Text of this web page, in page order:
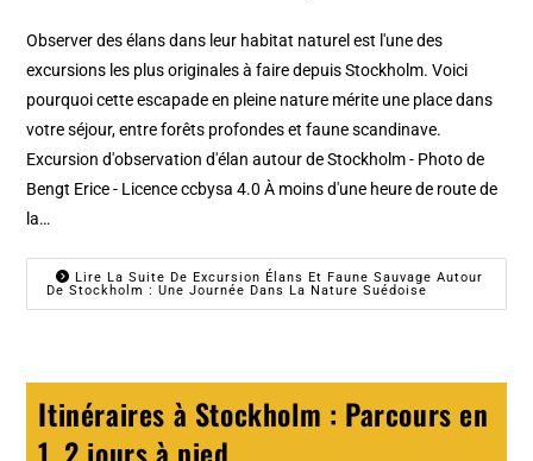
Observer des élans dans leur habitat naturel est l'une des
excursions les plus originales à faire depuis Stockholm. Voici
pourquoi cette escapade en pleine nature mérite une place dans
votre séjour, entre forêts profondes et faune scandinave.
Excursion d'observation d'élan autour de Stockholm - Photo de
Bengt Erice - Licence ccbysa 4.0 À moins d'une heure de route de
la…
Lire La Suite De Excursion Élans Et Faune Sauvage Autour
De Stockholm : Une Journée Dans La Nature Suédoise
Itinéraires à Stockholm : Parcours en